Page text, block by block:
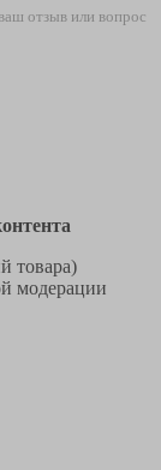
отзыв или вопрос
товара)
модерации